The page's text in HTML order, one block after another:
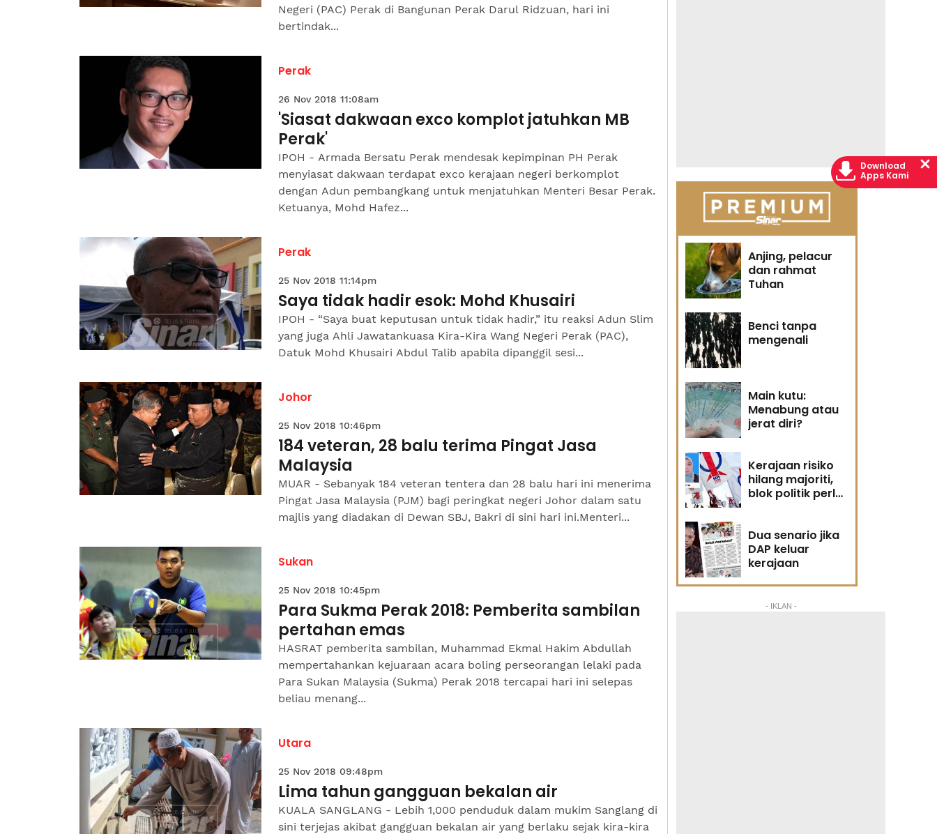
Negeri (PAC) Perak di Bangunan Perak Darul Ridzuan, hari ini
bertindak...
Perak
26 Nov 2018 11:08am
'Siasat dakwaan exco komplot jatuhkan MB
Perak'
IPOH - Armada Bersatu Perak mendesak kepimpinan PH Perak
menyiasat dakwaan terdapat exco kerajaan negeri berkomplot
dengan Adun pembangkang untuk menjatuhkan Menteri Besar Perak.
Ketuanya, Mohd Hafez...
Perak
25 Nov 2018 11:14pm
Saya tidak hadir esok: Mohd Khusairi
IPOH - “Saya buat keputusan untuk tidak hadir,” itu reaksi Adun Slim
yang juga Ahli Jawatankuasa Kira-Kira Wang Negeri Perak (PAC),
Datuk Mohd Khusairi Abdul Talib apabila dipanggil sesi...
Johor
25 Nov 2018 10:46pm
184 veteran, 28 balu terima Pingat Jasa
Malaysia
MUAR - Sebanyak 184 veteran tentera dan 28 balu hari ini menerima
Pingat Jasa Malaysia (PJM) bagi peringkat negeri Johor dalam satu
majlis yang diadakan di Dewan SBJ, Bakri di sini hari ini.Menteri...
Sukan
25 Nov 2018 10:45pm
Para Sukma Perak 2018: Pemberita sambilan
pertahan emas
HASRAT pemberita sambilan, Muhammad Ekmal Hakim Abdullah
mempertahankan kejuaraan acara boling perseorangan lelaki pada
Para Sukan Malaysia (Sukma) Perak 2018 tercapai hari ini selepas
beliau menang...
Utara
25 Nov 2018 09:48pm
Lima tahun gangguan bekalan air
KUALA SANGLANG - Lebih 1,000 penduduk dalam mukim Sanglang di
sini terjejas akibat gangguan bekalan air yang berlaku sejak kira-kira
Anjing, pelacur
dan rahmat
Tuhan
Benci tanpa
mengenali
Main kutu:
Menabung atau
jerat diri?
Kerajaan risiko
hilang majoriti,
blok politik perlu
Dua senario jika
DAP keluar
kerajaan
- IKLAN -
Download
Apps Kami